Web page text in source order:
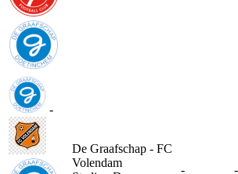
-
De Graafschap - FC
Volendam
- -